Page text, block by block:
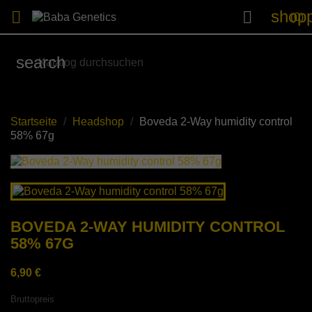
 (0)

search
Startseite Headshop
Boveda 2-Way humidity control
58% 67g
BOVEDA 2-WAY HUMIDITY CONTROL
58% 67G
6,90 €
Bruttopreis